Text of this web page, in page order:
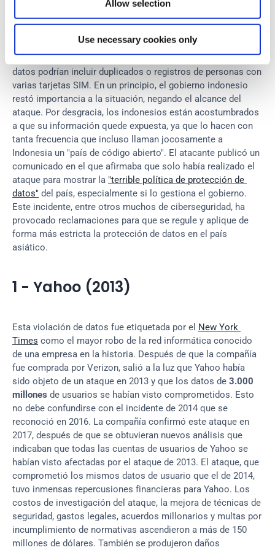
Allow selection
Use necessary cookies only
que revelaban números de identidad nacionales, números de
teléfono y nombres de proveedores de telecomunicaciones,
población de Indonesia es inferior al número de tarjetas
registradas (275,5 millones en 2022), lo que sugiere que los
datos podrían incluir duplicados o registros de personas con
varias tarjetas SIM. En un principio, el gobierno indonesio
restó importancia a la situación, negando el alcance del
ataque. Por desgracia, los indonesios están acostumbrados
a que su información quede expuesta, ya que lo hacen con
tanta frecuencia que incluso llaman jocosamente a
Indonesia un "país de código abierto". El atacante publicó un
comunicado en el que afirmaba que solo había realizado el
ataque para mostrar la "terrible política de protección de
datos" del país, especialmente si lo gestiona el gobierno.
Este incidente, entre otros muchos de ciberseguridad, ha
provocado reclamaciones para que se regule y aplique de
forma más estricta la protección de datos en el país
asiático.
1 - Yahoo (2013)
Esta violación de datos fue etiquetada por el New York
Times como el mayor robo de la red informática conocido
de una empresa en la historia. Después de que la compañía
fue comprada por Verizon, salió a la luz que Yahoo había
sido objeto de un ataque en 2013 y que los datos de 3.000
millones de usuarios se habían visto comprometidos. Esto
no debe confundirse con el incidente de 2014 que se
reconoció en 2016. La compañía confirmó este ataque en
2017, después de que se obtuvieran nuevos análisis que
indicaban que todas las cuentas de usuarios de Yahoo se
habían visto afectadas por el ataque de 2013. El ataque, que
comprometió los mismos datos de usuario que el de 2014,
tuvo inmensas repercusiones financieras para Yahoo. Los
costos de investigación del ataque, la mejora de técnicas de
seguridad, gastos legales, acuerdos millonarios y multas por
incumplimiento de normativas ascendieron a más de 150
millones de dólares. También se produjeron daños